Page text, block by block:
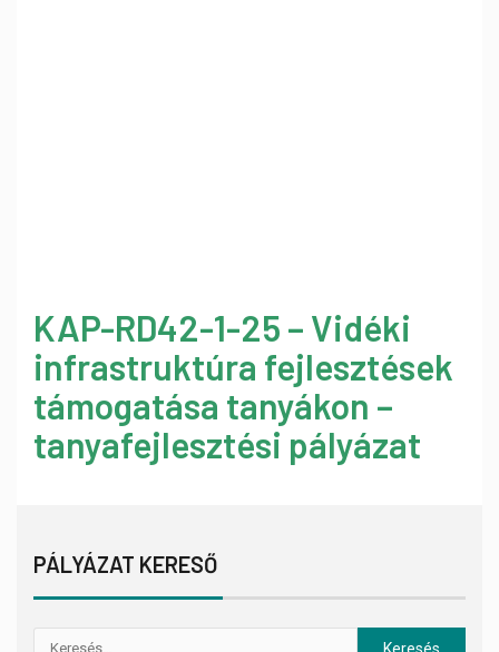
KAP-RD42-1-25 – Vidéki
infrastruktúra fejlesztések
támogatása tanyákon –
tanyafejlesztési pályázat
PÁLYÁZAT KERESŐ